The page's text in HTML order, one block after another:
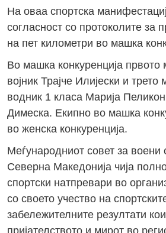
На оваа спортска
согласност со протоколите за
на пет километри во машка
Во машка конкуренција
војник Трајче Илијески и
водник 1 класа Марија
Димеска. Екипно во машка
во женска конкуренција.
Меѓународниот совет за
Северна Македонија чија
спортски натпревари во
со своето учество на
забележителните резултати
пријателството и мирот во